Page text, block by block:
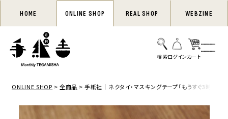
HOME ONLINE SHOP REAL SHOP WEBZINE
ONLINE SHOP 全商品 手紙社｜ネクタイ・マスキングテープ「もうすぐ3時だ」